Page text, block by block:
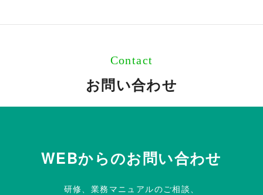
Contact
お問い合わせ
WEBからのお問い合わせ
研修、業務マニュアルのご相談、